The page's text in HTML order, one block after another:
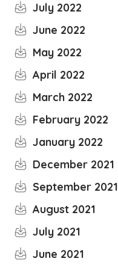
July 2022
June 2022
May 2022
April 2022
March 2022
February 2022
January 2022
December 2021
September 2021
August 2021
July 2021
June 2021